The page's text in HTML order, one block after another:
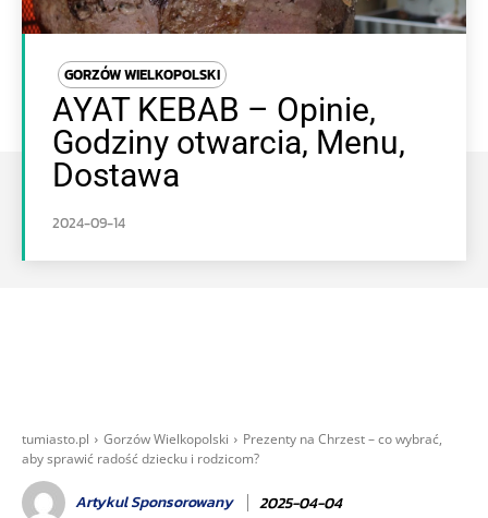
GORZÓW WIELKOPOLSKI
AYAT KEBAB – Opinie,
Godziny otwarcia, Menu,
Dostawa
2024-09-14